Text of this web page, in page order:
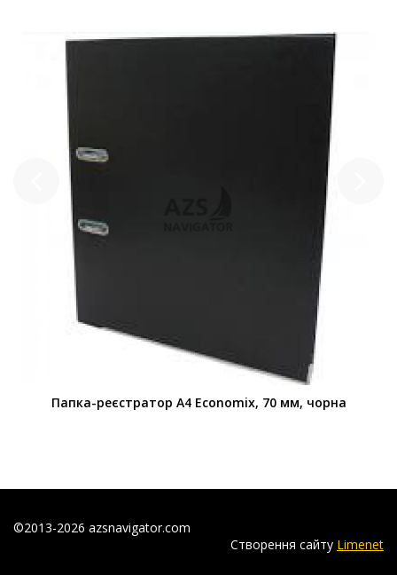
Папка-реєстратор А4 Economix, 70 мм, чорна
©2013-2026 azsnavigator.com
Створення сайту Limenet